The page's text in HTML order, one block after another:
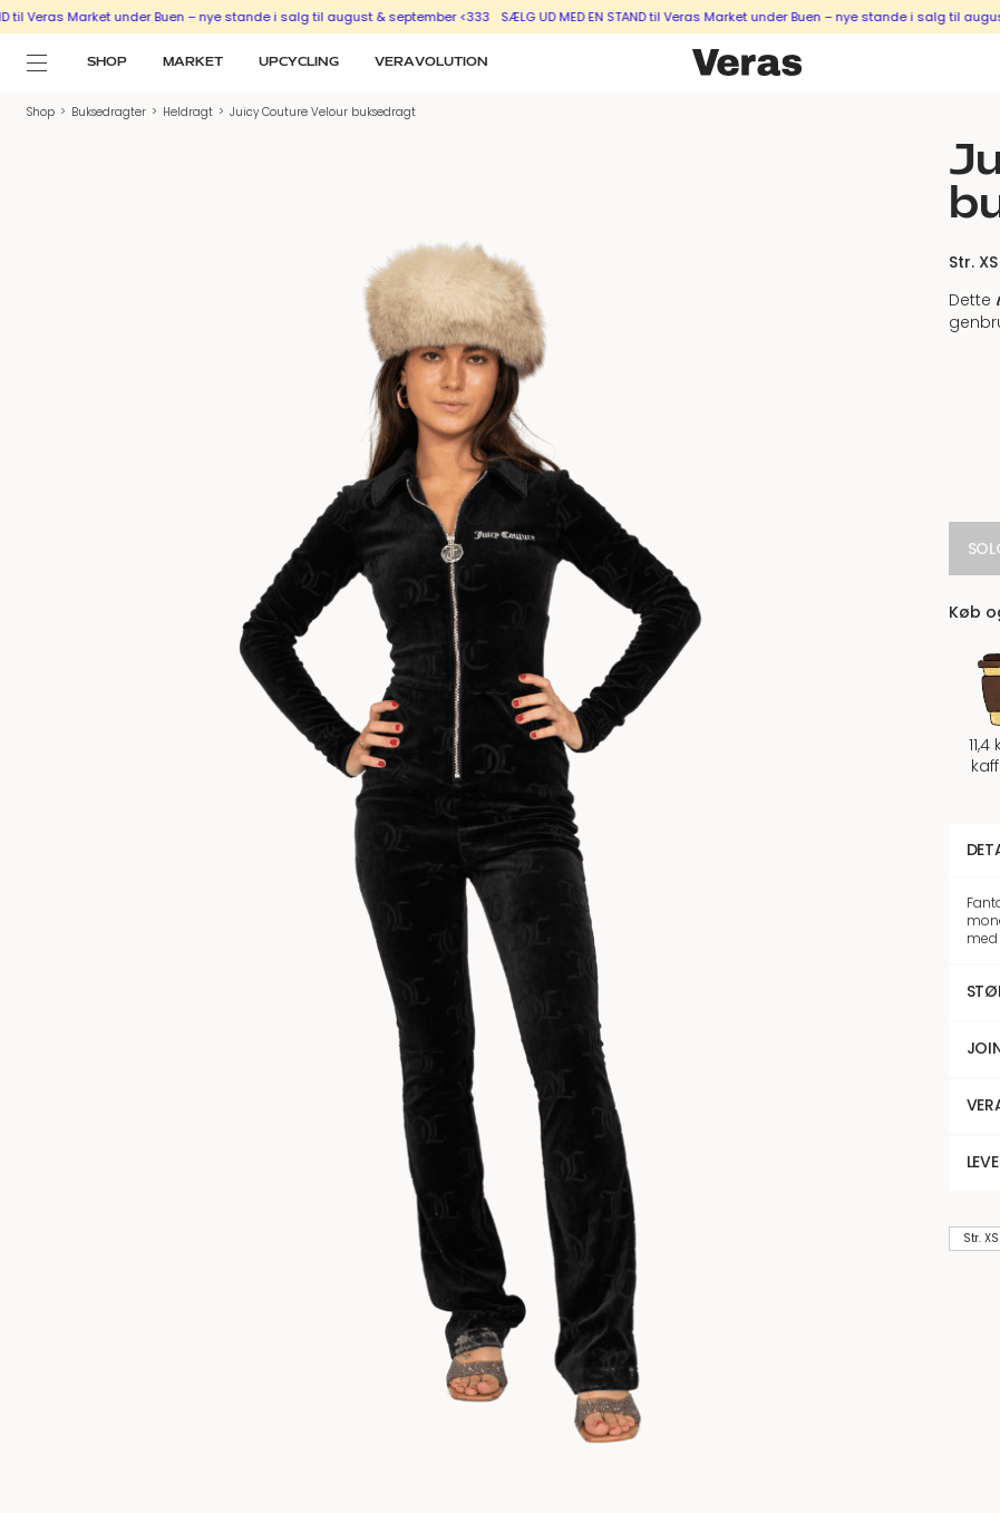
Veras Market under Buen – nye stande i salg til august & september <333 SÆLG UD MED EN STAND til Veras Market under Buen – nye stande i salg til august &
SHOP MARKET UPCYCLING VERAVOLUTION
Shop > Buksedragter > Heldragt > Juicy Couture Velour buksedragt
Str. XS
Dette
Køb
Str. XS